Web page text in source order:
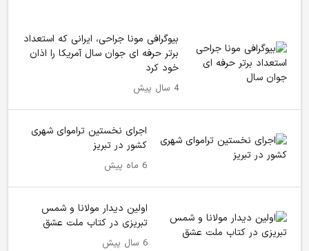
بیوگرافی مونا جراحی، ایرانی که استعداد
برتر حرفه ای جوان سال آمریکا را اذان
خود کرد
4 سال پیش
اجرای نخستین تراموای شهری
کشور در تبریز
6 ماه پیش
اولین دیدار مولانا و شمس
تبریزی در کتاب ملت عشق
6 سال پیش